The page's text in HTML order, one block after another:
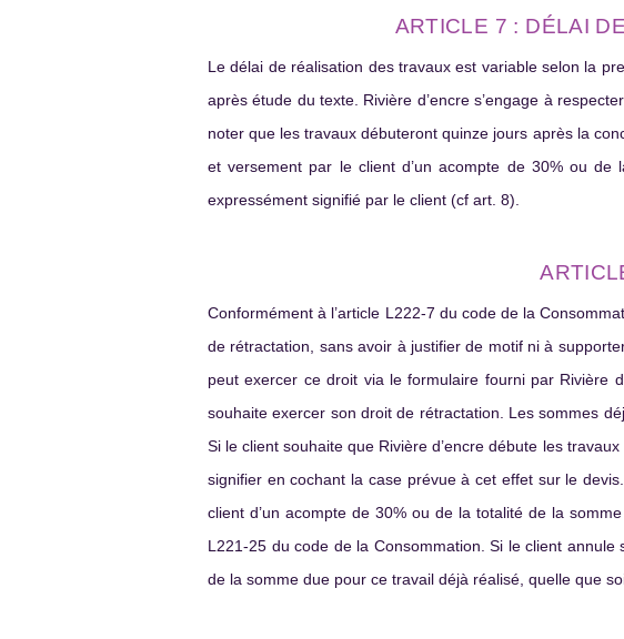
ARTICLE 7 : DÉLAI
Le délai de réalisation des travaux est variable selon la
après étude du texte. Rivière d’encre s’engage à
noter que les travaux débuteront quinze jours après la
et versement par le client d’un acompte de 30% ou
expressément signifié par le client (cf art. 8).
Conformément à l’article L222-7 du code de la
de rétractation, sans avoir à justifier de motif ni à
peut exercer ce droit via le formulaire fourni par Rivière
souhaite exercer son droit de rétractation. Les sommes
Si le client souhaite que Rivière d’encre débute les
signifier en cochant la case prévue à cet effet sur le
client d’un acompte de 30% ou de la totalité de la
L221-25 du code de la Consommation. Si le client annule
de la somme due pour ce travail déjà réalisé, quelle que